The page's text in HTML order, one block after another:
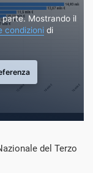
Mostrando il
condizioni di
del Terzo